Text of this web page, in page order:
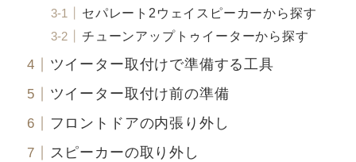
セパレート2ウェイスピーカーから探す
チューンアップトゥイーターから探す
ツイーター取付けで準備する工具
ツイーター取付け前の準備
フロントドアの内張り外し
スピーカーの取り外し